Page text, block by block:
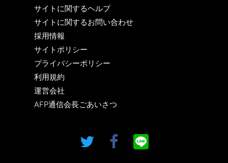
サイトに関するヘルプ
サイトに関するお問い合わせ
採用情報
サイトポリシー
プライバシーポリシー
利用規約
運営会社
AFP通信会長ごあいさつ